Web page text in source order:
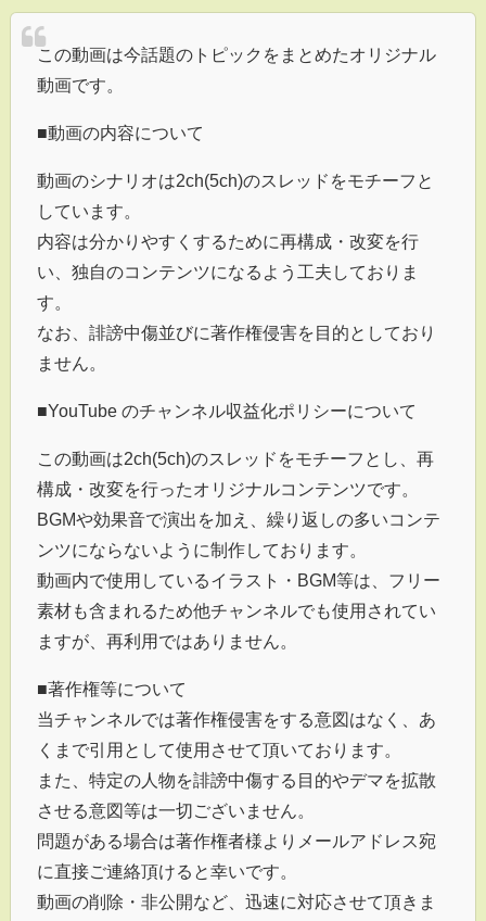
この動画は今話題のトピックをまとめたオリジナル
動画です。
■動画の内容について
動画のシナリオは2ch(5ch)のスレッドをモチーフと
しています。
内容は分かりやすくするために再構成・改変を行
い、独自のコンテンツになるよう工夫しておりま
す。
なお、誹謗中傷並びに著作権侵害を目的としており
ません。
■YouTube のチャンネル収益化ポリシーについて
この動画は2ch(5ch)のスレッドをモチーフとし、再
構成・改変を行ったオリジナルコンテンツです。
BGMや効果音で演出を加え、繰り返しの多いコンテ
ンツにならないように制作しております。
動画内で使用しているイラスト・BGM等は、フリー
素材も含まれるため他チャンネルでも使用されてい
ますが、再利用ではありません。
■著作権等について
当チャンネルでは著作権侵害をする意図はなく、あ
くまで引用として使用させて頂いております。
また、特定の人物を誹謗中傷する目的やデマを拡散
させる意図等は一切ございません。
問題がある場合は著作権者様よりメールアドレス宛
に直接ご連絡頂けると幸いです。
動画の削除・非公開など、迅速に対応させて頂きま